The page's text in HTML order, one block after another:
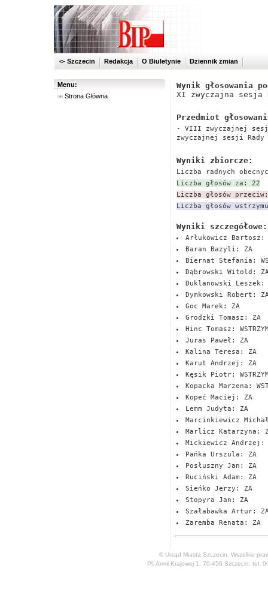
<- Szczecin Redakcja O Biuletynie Dziennik zmian
Menu:
Strona Główna
Wynik głosowania
XI zwyczajna sesja
Przedmiot
- VIII zwyczajnej
zwyczajnej sesji
Wyniki zbiorcze:
Liczba radnych
Liczba głosów za: 22
Liczba głosów
Liczba głosów
Wyniki szczegółowe:
Arłukowicz Bartosz:
Baran Bazyli: ZA
Biernat Stefania:
Dąbrowski Witold:
Duklanowski Leszek:
Dymkowski Robert:
Goc Marek: ZA
Grodzki Tomasz: ZA
Hinc Tomasz:
Juras Paweł: ZA
Kalina Teresa: ZA
Karut Andrzej: ZA
Kęsik Piotr:
Kopacka Marzena:
Kopeć Maciej: ZA
Lemm Judyta: ZA
Marcinkiewicz
Marlicz Katarzyna:
Mickiewicz Andrzej:
Pańka Urszula: ZA
Posłuszny Jan: ZA
Ruciński Adam: ZA
Sieńko Jerzy: ZA
Stopyra Jan: ZA
Szałabawka Artur:
Zaremba Renata: ZA
© Urząd Miasta Szczecin. Wszelkie
Pl. Armii Krajowej 1, 70-456 Szczecin, tel.